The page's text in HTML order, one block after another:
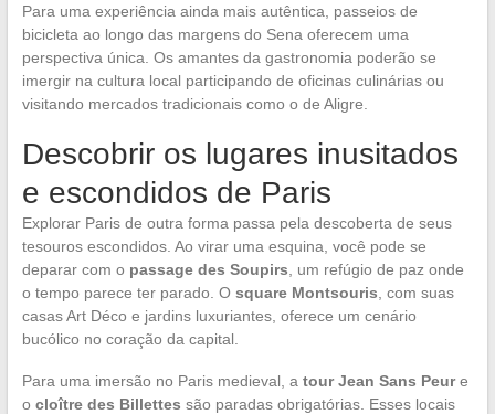
Para uma experiência ainda mais autêntica, passeios de
bicicleta ao longo das margens do Sena oferecem uma
perspectiva única. Os amantes da gastronomia poderão se
imergir na cultura local participando de oficinas culinárias ou
visitando mercados tradicionais como o de Aligre.
Descobrir os lugares inusitados
e escondidos de Paris
Explorar Paris de outra forma passa pela descoberta de seus
tesouros escondidos. Ao virar uma esquina, você pode se
deparar com o passage des Soupirs , um refúgio de paz onde
o tempo parece ter parado. O square Montsouris , com suas
casas Art Déco e jardins luxuriantes, oferece um cenário
bucólico no coração da capital.
Para uma imersão no Paris medieval, a tour Jean Sans Peure
o cloître des Billettes são paradas obrigatórias. Esses locais